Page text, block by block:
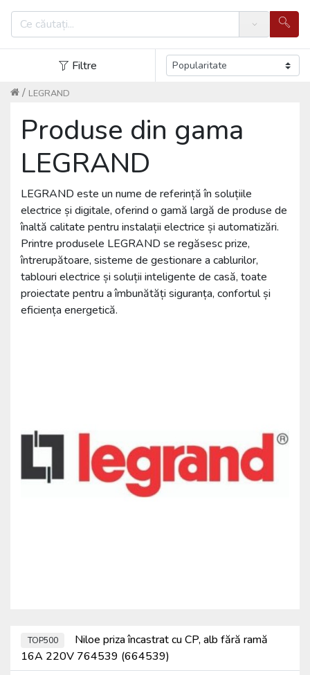
Search
Filtre
LEGRAND
/
Produse din gama
LEGRAND
LEGRAND este un nume de referință în soluțiile
electrice și digitale, oferind o gamă largă de produse de
înaltă calitate pentru instalații electrice și automatizări.
Printre produsele LEGRAND se regăsesc prize,
întrerupătoare, sisteme de gestionare a cablurilor,
tablouri electrice și soluții inteligente de casă, toate
proiectate pentru a îmbunătăți siguranța, confortul și
eficiența energetică.
TOP500
Niloe priza încastrat cu CP, alb fără ramă
16A 220V 764539 (664539)